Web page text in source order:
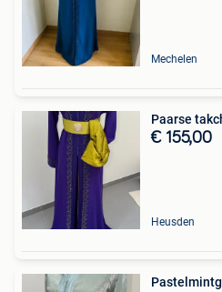
Mechelen
Paarse
€ 155,00
Heusden